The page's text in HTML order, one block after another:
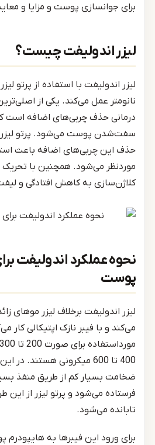
برای جوانسازی پوست و مزایا و
لیزر اندولیفت چیست؟
نانومتر عمل می‌کند. یکی از
درمانی حذف چربی‌های اضافه است
سفت‌شدن پوست می‌شود. پرتو لیزر
حذف این چربی‌های اضافه باعث
موردنظر می‌شود. همچنین با
کلاژن‌سازی به کاهش افتادگی و
نحوه عملکرد اندولیفت
پوست
لیزر اندولیفت برخلاف لیزر موهای
می‌کند و با فیبر نازک اپتیکالی کار
400 تا 600 میکرونی هستند.
ضخامت بسیار کم از طریق منفذ
فرستاده می‌شود و پرتو لیزر از
تابانده می‌شود.
برای ورود این فیبرها به هایپودرم